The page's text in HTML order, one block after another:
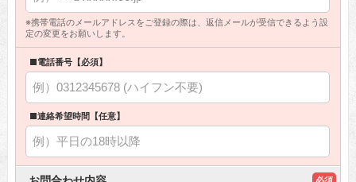
※携帯電話のメールアドレスをご登録の際は、返信メールが受信できるよう設
定の変更をお願いします。
■電話番号【必須】
■連絡希望時間【任意】